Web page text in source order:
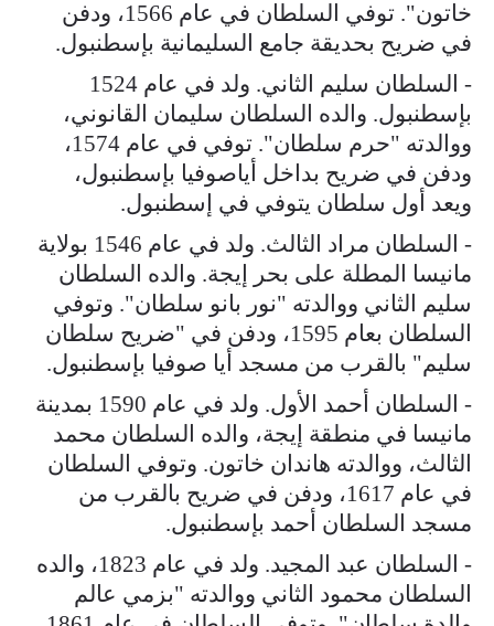
خاتون". توفي السلطان في عام 1566، ودفن
في ضريح بحديقة جامع السليمانية بإسطنبول.
- السلطان سليم الثاني. ولد في عام 1524
بإسطنبول. والده السلطان سليمان القانوني،
ووالدته "حرم سلطان". توفي في عام 1574،
ودفن في ضريح بداخل أياصوفيا بإسطنبول،
ويعد أول سلطان يتوفي في إسطنبول.
- السلطان مراد الثالث. ولد في عام 1546 بولاية
مانيسا المطلة على بحر إيجة. والده السلطان
سليم الثاني ووالدته "نور بانو سلطان". وتوفي
السلطان بعام 1595، ودفن في "ضريح سلطان
سليم" بالقرب من مسجد أيا صوفيا بإسطنبول.
- السلطان أحمد الأول. ولد في عام 1590 بمدينة
مانيسا في منطقة إيجة، والده السلطان محمد
الثالث، ووالدته هاندان خاتون. وتوفي السلطان
في عام 1617، ودفن في ضريح بالقرب من
مسجد السلطان أحمد بإسطنبول.
- السلطان عبد المجيد. ولد في عام 1823، والده
السلطان محمود الثاني ووالدته "بزمي عالم